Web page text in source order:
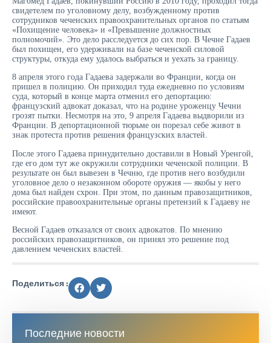
свидетелем по уголовному делу, возбужденному против
сотрудников чеченских правоохранительных органов по статьям
«Похищение человека» и «Превышение должностных
полномочий». Это дело расследуется до сих пор. В Чечне Гадаев
был похищен, его удерживали на базе чеченской силовой
структуры, откуда ему удалось выбраться и уехать за границу.
8 апреля этого года Гадаева задержали во Франции, когда он
пришел в полицию. Он приходил туда ежедневно по условиям
суда, который в конце марта отменил его депортацию:
французский адвокат доказал, что на родине уроженцу Чечни
грозят пытки. Несмотря на это, 9 апреля Гадаева выдворили из
Франции. В депортационной тюрьме он порезал себе живот в
знак протеста против решения французских властей.
После этого Гадаева принудительно доставили в Новый Уренгой,
где его дом тут же окружили сотрудники чеченской полиции. В
результате он был вывезен в Чечню, где против него возбудили
уголовное дело о незаконном обороте оружия — якобы у него
дома был найден схрон. При этом, по данным правозащитников,
российские правоохранительные органы претензий к Гадаеву не
имеют.
Весной Гадаев отказался от своих адвокатов. По мнению
российских правозащитников, он принял это решение под
давлением чеченских властей.
Поделиться :
Последние новости